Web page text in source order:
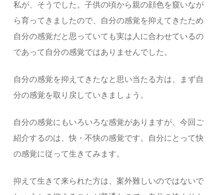
私が、そうでした。子供の頃から親の顔色を窺いなが
ら育ってきましたので、自分の感覚を抑えてきたため
自分の感覚だと思っていても実は人に合わせているの
であって自分の感覚ではありませんでした。
自分の感覚を抑えてきたなと思い当たる方は、まず自
分の感覚を取り戻していきましょう。
自分の感覚にもいろいろな感覚がありますが、今回ご
紹介するのは、快・不快の感覚です。自分にとって快
の感覚に従って生きてみます。
抑えて生きて来られた方は、案外難しいのではないで